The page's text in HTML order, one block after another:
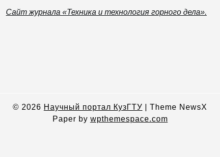
Сайт журнала «Техника и технология горного дела».
© 2026 Научный портал КузГТУ
Theme NewsX
Paper by wpthemespace.com